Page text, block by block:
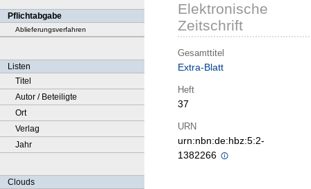
Pflichtabgabe
Ablieferungsverfahren
Listen
Titel
Autor / Beteiligte
Ort
Verlag
Jahr
Clouds
Elektronische
Zeitschrift
Gesamttitel
Extra-Blatt
Heft
37
URN
urn:nbn:de:hbz:5:2-
1382266